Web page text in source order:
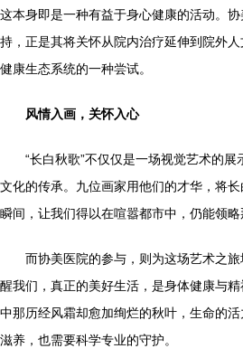
这本身即是一种有益于身心健康的活动。
持，正是其将关怀从院内治疗延伸到院外
健康生态系统的一种尝试。
风情入画，关怀入心
“长白秋歌”不仅仅是一场视觉艺术的
文化的传承。九位画家用他们的才华，将
瞬间，让我们得以在喧嚣都市中，仍能领略
而协美医院的参与，则为这场艺术之
醒我们，真正的美好生活，是身体健康与
中那历经风霜却愈加绚烂的秋叶，生命的
滋养，也需要科学专业的守护。